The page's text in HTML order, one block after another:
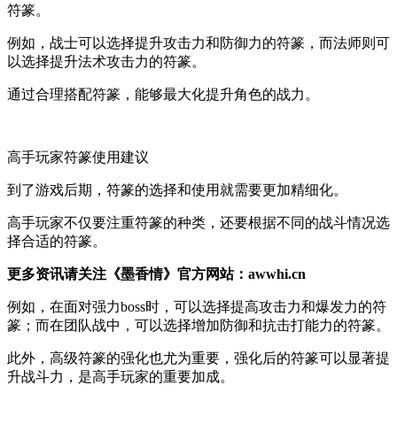
符篆。
例如，战士可以选择提升攻击力和防御力的符篆，而法师则可
以选择提升法术攻击力的符篆。
通过合理搭配符篆，能够最大化提升角色的战力。
高手玩家符篆使用建议
到了游戏后期，符篆的选择和使用就需要更加精细化。
高手玩家不仅要注重符篆的种类，还要根据不同的战斗情况选
择合适的符篆。
更多资讯请关注《墨香情》官方网站：awwhi.cn
例如，在面对强力boss时，可以选择提高攻击力和爆发力的符
篆；而在团队战中，可以选择增加防御和抗击打能力的符篆。
此外，高级符篆的强化也尤为重要，强化后的符篆可以显著提
升战斗力，是高手玩家的重要加成。